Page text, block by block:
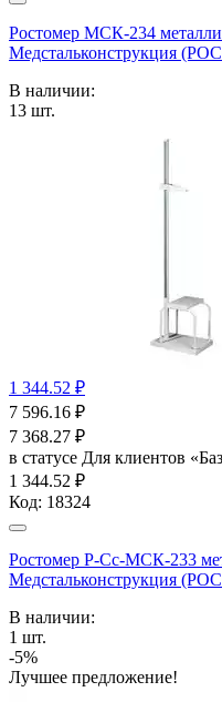
Ростомер МСК-234
Медстальконструкция
В наличии:
13 шт.
1 344.52 ₽
7 596.16 ₽
7 368.27 ₽
в статусе Для клиентов
1 344.52 ₽
Код: 18324
Ростомер Р-Сс-МСК-233
Медстальконструкция
В наличии:
1 шт.
-5%
Лучшее предложение!